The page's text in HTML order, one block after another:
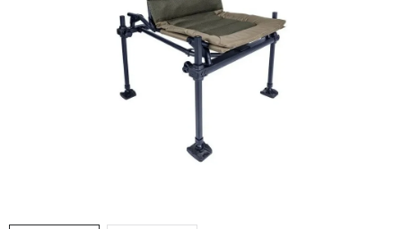
PRETEKÁRSKE SEDAČKY